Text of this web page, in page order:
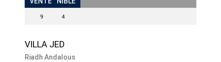
9 4
VILLA JED
Riadh Andalous